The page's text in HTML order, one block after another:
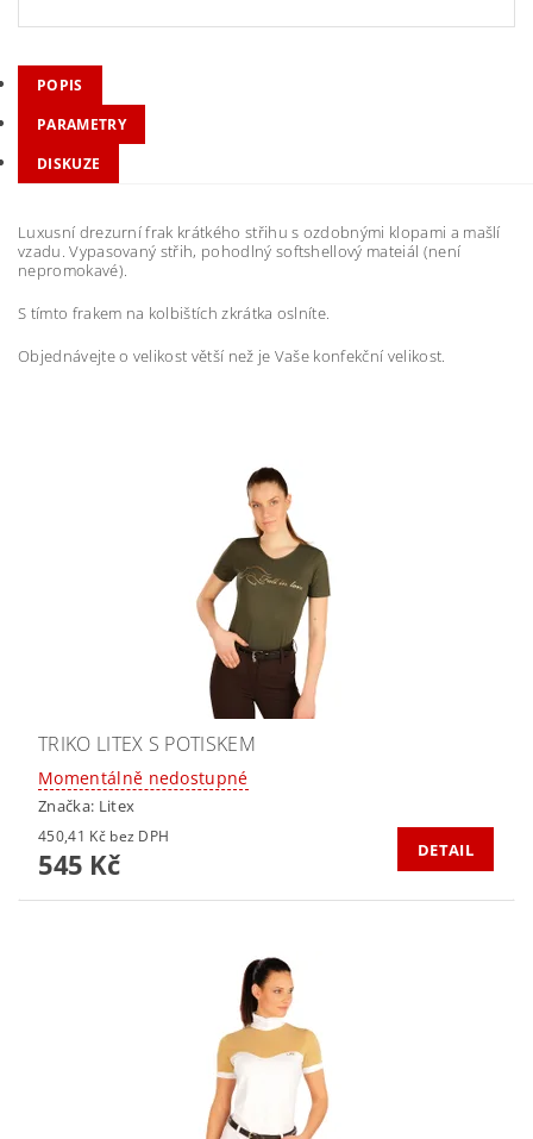
POPIS
PARAMETRY
DISKUZE
Luxusní drezurní frak krátkého střihu s ozdobnými klopami a mašlí
vzadu. Vypasovaný střih, pohodlný softshellový mateiál (není
nepromokavé).
S tímto frakem na kolbištích zkrátka oslníte.
Objednávejte o velikost větší než je Vaše konfekční velikost.
TRIKO LITEX S POTISKEM
Momentálně nedostupné
Značka: Litex
450,41 Kč bez DPH
545 Kč DETAIL